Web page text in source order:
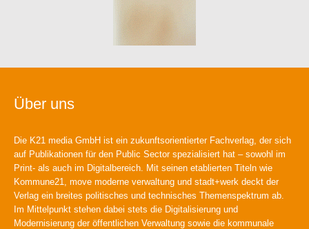
Über uns
Die K21 media GmbH ist ein zukunftsorientierter Fachverlag, der sich
auf Publikationen für den Public Sector spezialisiert hat – sowohl im
Print- als auch im Digitalbereich. Mit seinen etablierten Titeln wie
Kommune21, move moderne verwaltung und stadt+werk deckt der
Verlag ein breites politisches und technisches Themenspektrum ab.
Im Mittelpunkt stehen dabei stets die Digitalisierung und
Modernisierung der öffentlichen Verwaltung sowie die kommunale